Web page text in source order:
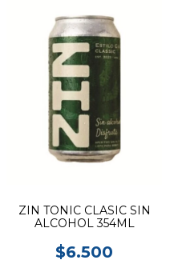
ZIN TONIC CLASIC SIN
ALCOHOL 354ML
$6.500